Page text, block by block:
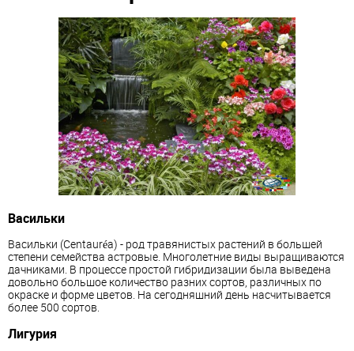
Васильки
Васильки (Centauréa) - род травянистых растений в большей
степени семейства астровые. Многолетние виды выращиваются
дачниками. В процессе простой гибридизации была выведена
довольно большое количество разних сортов, различных по
окраске и форме цветов. На сегодняшний день насчитывается
более 500 сортов.
Лигурия